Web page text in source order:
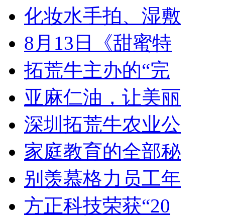
化妆水手拍、湿敷
8月13日《甜蜜特
拓荒牛主办的“完
亚麻仁油，让美丽
深圳拓荒牛农业公
家庭教育的全部秘
别羡慕格力员工年
方正科技荣获“20